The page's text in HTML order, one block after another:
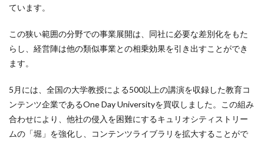
ています。
この狭い範囲の分野での事業展開は、同社に必要な差別化をもた
らし、経営陣は他の類似事業との相乗効果を引き出すことができ
ます。
5月には、全国の大学教授による500以上の講演を収録した教育コ
ンテンツ企業であるOne Day Universityを買収しました。この組み
合わせにより、他社の侵入を困難にするキュリオシティストリー
ムの「堀」を強化し、コンテンツライブラリを拡大することがで